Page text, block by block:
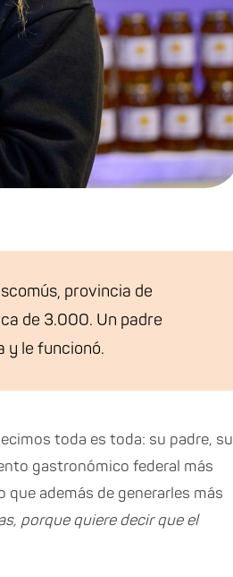
provincia de
de 3.000. Un padre
y le funcionó.
toda es toda: su padre, su
gastronómico federal más
además de generarles más
porque quiere decir que el